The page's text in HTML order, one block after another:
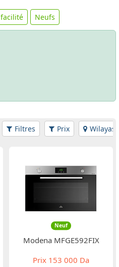
facilité Neufs
Filtres Prix Wilayas
Neuf
Modena MFGE592FIX
Prix 153 000 Da